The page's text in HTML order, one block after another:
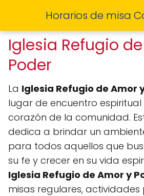
Horarios de misa
Iglesia Refugio
Poder
La Iglesia Refugio de Amor
lugar de encuentro
corazón de la comunidad.
dedica a brindar un
para todos aquellos que
su fe y crecer en su vida
Iglesia Refugio de Amor y
misas regulares,